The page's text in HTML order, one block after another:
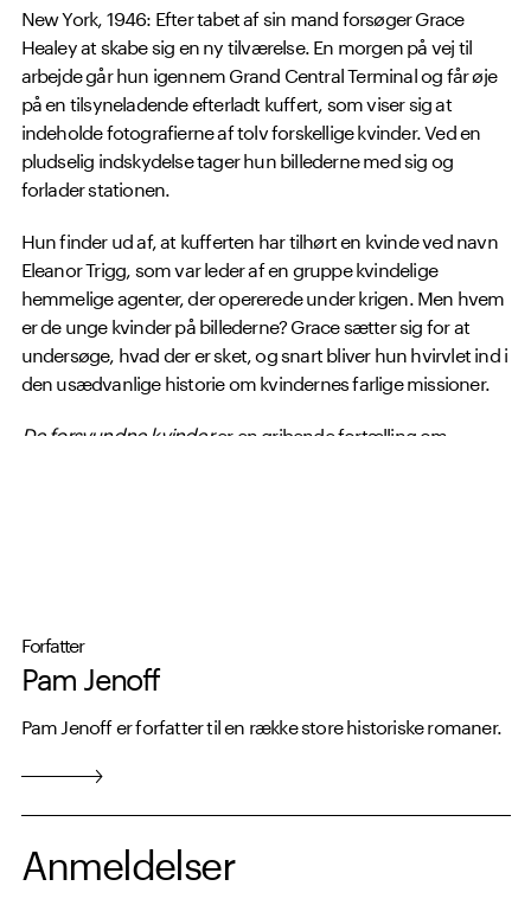
New York, 1946: Efter tabet af sin mand forsøger Grace
Healey at skabe sig en ny tilværelse. En morgen på vej til
arbejde går hun igennem Grand Central Terminal og får øje
på en tilsyneladende efterladt kuffert, som viser sig at
indeholde fotografierne af tolv forskellige kvinder. Ved en
pludselig indskydelse tager hun billederne med sig og
forlader stationen.
Hun finder ud af, at kufferten har tilhørt en kvinde ved navn
Eleanor Trigg, som var leder af en gruppe kvindelige
hemmelige agenter, der opererede under krigen. Men hvem
er de unge kvinder på billederne? Grace sætter sig for at
undersøge, hvad der er sket, og snart bliver hun hvirvlet ind i
den usædvanlige historie om kvindernes farlige missioner.
De forsvundne kvinderer en gribende fortælling om
Forfatter
Pam Jenoff
Pam Jenoff er forfatter til en række store historiske romaner.
Anmeldelser